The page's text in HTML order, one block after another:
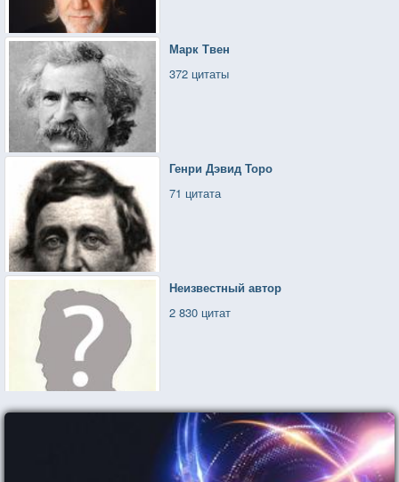
Марк Твен
372 цитаты
Генри Дэвид Торо
71 цитата
Неизвестный автор
2 830 цитат